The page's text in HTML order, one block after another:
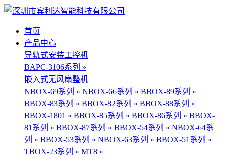
首页
产品中心
导轨式安装工控机
BAPC-3106系列 »
嵌入式无风扇整机
NBOX-69系列 » NBOX-66系列 » BBOX-89系列 »
BBOX-83系列 » BBOX-82系列 » BBOX-88系列 »
BBOX-1801 » BBOX-85系列 » BBOX-86系列 » BBOX-
81系列 » BBOX-87系列 » BBOX-54系列 » NBOX-64系
列 » BBOX-53系列 » NBOX-63系列 » BBOX-51系列 »
TBOX-23系列 » MT8 »